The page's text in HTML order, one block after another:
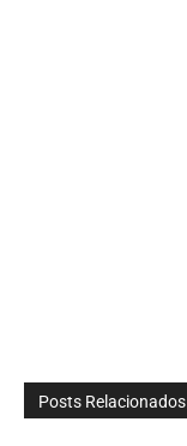
Posts Relacionados